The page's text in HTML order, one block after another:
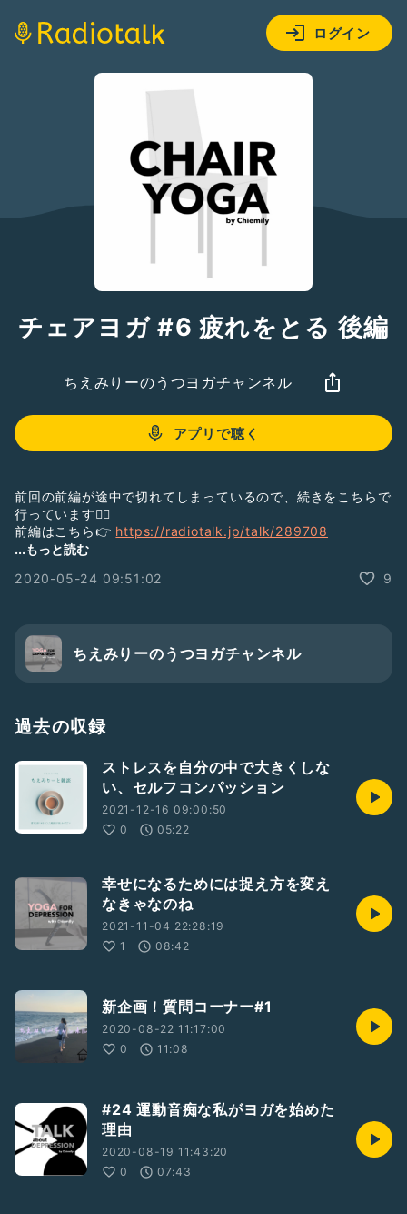
ログイン
チェアヨガ #6 疲れをとる 後編
ちえみりーのうつヨガチャンネル
アプリで聴く
前回の前編が途中で切れてしまっているので、続きをこちらで
行っています🧘‍♀️
前編はこちら👉 https://radiotalk.jp/talk/289708
Music:https://www.bensound.com
#うつ #うつ病 #新人さんいらっしゃい
...もっと読む
2020-05-24 09:51:02
9
ちえみりーのうつヨガチャンネル
過去の収録
ストレスを自分の中で大きくしな
い、セルフコンパッション
2021-12-16 09:00:50
0
05:22
幸せになるためには捉え方を変え
なきゃなのね
2021-11-04 22:28:19
1
08:42
新企画！質問コーナー#1
2020-08-22 11:17:00
0
11:08
#24 運動音痴な私がヨガを始めた
理由
2020-08-19 11:43:20
0
07:43